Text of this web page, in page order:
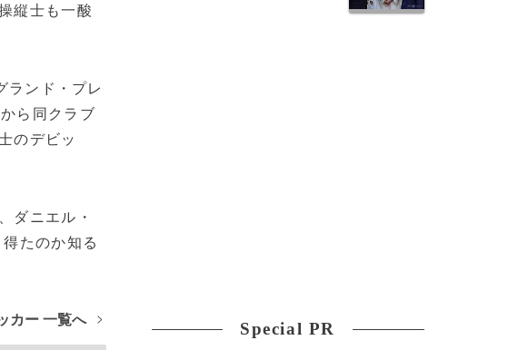
縦士も一酸
ランド・プレ
ら同クラブ
のデビッ
ダニエル・
たのか知る
カー 一覧へ > Special PR